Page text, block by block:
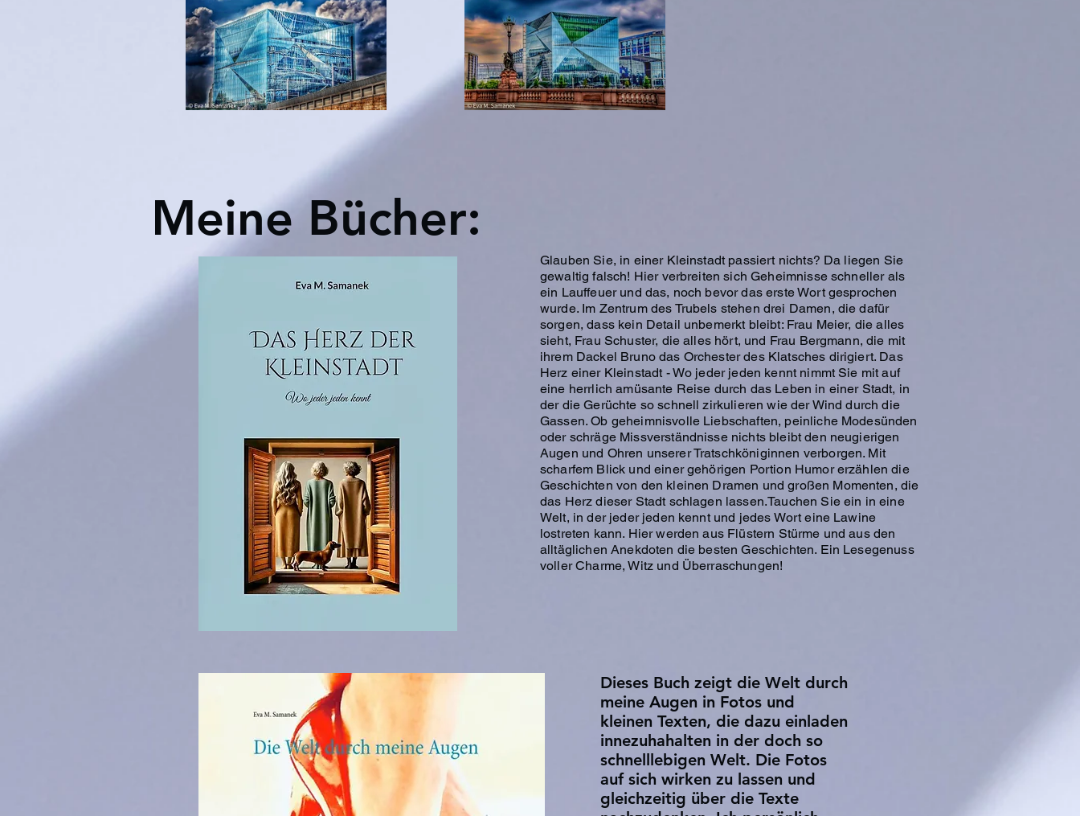
Meine Bücher:
Glauben Sie, in einer Kleinstadt passiert nichts? Da liegen Sie
gewaltig falsch! Hier verbreiten sich Geheimnisse schneller als
ein Lauffeuer und das, noch bevor das erste Wort gesprochen
wurde. Im Zentrum des Trubels stehen drei Damen, die dafür
sorgen, dass kein Detail unbemerkt bleibt: Frau Meier, die alles
sieht, Frau Schuster, die alles hört, und Frau Bergmann, die mit
ihrem Dackel Bruno das Orchester des Klatsches dirigiert. Das
Herz einer Kleinstadt - Wo jeder jeden kennt nimmt Sie mit auf
eine herrlich amüsante Reise durch das Leben in einer Stadt, in
der die Gerüchte so schnell zirkulieren wie der Wind durch die
Gassen. Ob geheimnisvolle Liebschaften, peinliche Modesünden
oder schräge Missverständnisse nichts bleibt den neugierigen
Augen und Ohren unserer Tratschköniginnen verborgen. Mit
scharfem Blick und einer gehörigen Portion Humor erzählen die
Geschichten von den kleinen Dramen und großen Momenten, die
das Herz dieser Stadt schlagen lassen.Tauchen Sie ein in eine
Welt, in der jeder jeden kennt und jedes Wort eine Lawine
lostreten kann. Hier werden aus Flüstern Stürme und aus den
alltäglichen Anekdoten die besten Geschichten. Ein Lesegenuss
voller Charme, Witz und Überraschungen!
Dieses Buch zeigt die Welt durch
meine Augen in Fotos und
kleinen Texten, die dazu einladen
innezuhahalten in der doch so
schnelllebigen Welt. Die Fotos
auf sich wirken zu lassen und
gleichzeitig über die Texte